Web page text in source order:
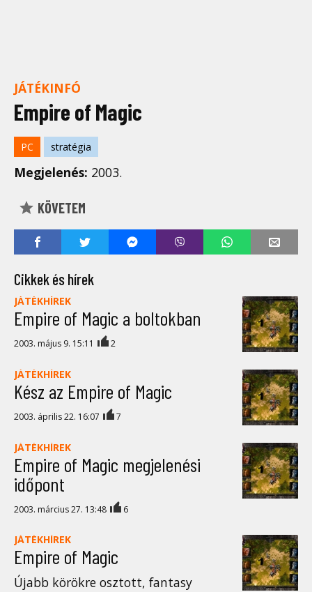
JÁTÉKINFÓ
Empire of Magic
PC stratégia
Megjelenés: 2003.
KÖVETEM
Cikkek és hírek
JÁTÉKHÍREK
Empire of Magic a boltokban
2003. május 9. 15:11 2
JÁTÉKHÍREK
Kész az Empire of Magic
2003. április 22. 16:07 7
JÁTÉKHÍREK
Empire of Magic megjelenési
időpont
2003. március 27. 13:48 6
JÁTÉKHÍREK
Empire of Magic
Újabb körökre osztott, fantasy